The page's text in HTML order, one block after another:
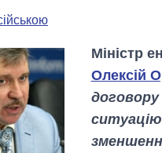
Міністр
Олексій
ситуацію